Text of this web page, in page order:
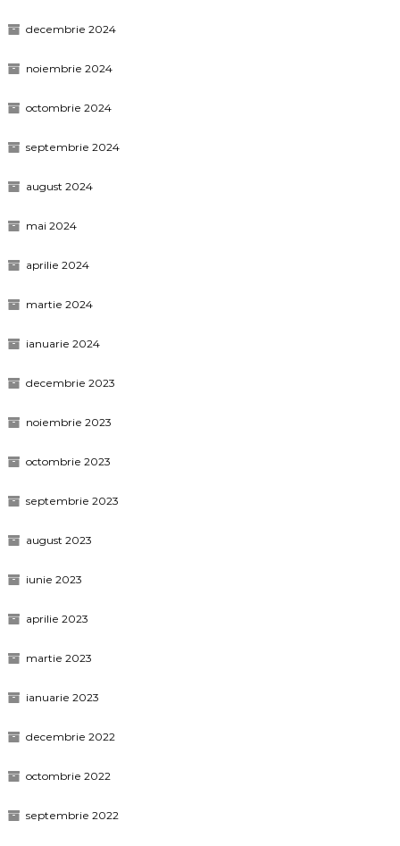
decembrie 2024
noiembrie 2024
octombrie 2024
septembrie 2024
august 2024
mai 2024
aprilie 2024
martie 2024
ianuarie 2024
decembrie 2023
noiembrie 2023
octombrie 2023
septembrie 2023
august 2023
iunie 2023
aprilie 2023
martie 2023
ianuarie 2023
decembrie 2022
octombrie 2022
septembrie 2022